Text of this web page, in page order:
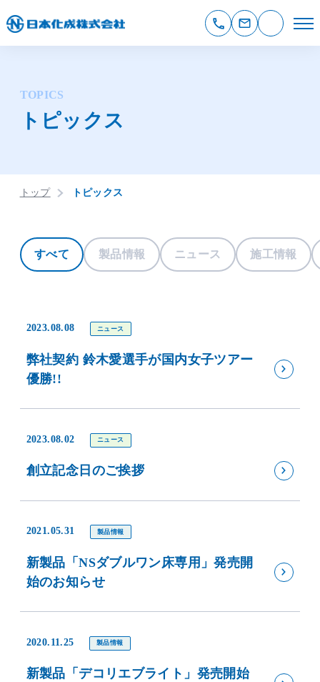
TOPICS
トピックス
トップ トピックス
すべて 製品情報 ニュース 施工情報
2023.08.08 ニュース
弊社契約 鈴木愛選手が国内女子ツアー
優勝!!
2023.08.02 ニュース
創立記念日のご挨拶
2021.05.31 製品情報
新製品「NSダブルワン床専用」発売開
始のお知らせ
2020.11.25 製品情報
新製品「デコリエブライト」発売開始